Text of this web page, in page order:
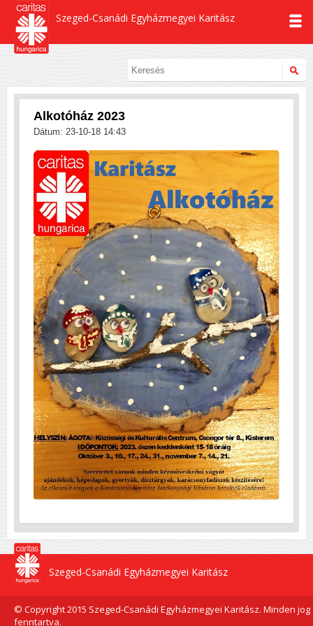
Szeged-Csanádi Egyházmegyei Karitász
Alkotóház 2023
Dátum: 23-10-18 14:43
Szeged-Csanádi Egyházmegyei Karitász
© Copyright 2015 Szeged-Csanádi Egyházmegyei Karitász. Minden jog
fenntartva.